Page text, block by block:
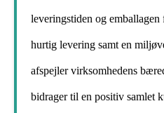
leveringstiden og
hurtig levering samt en
afspejler virksomhedens
bidrager til en positiv samlet